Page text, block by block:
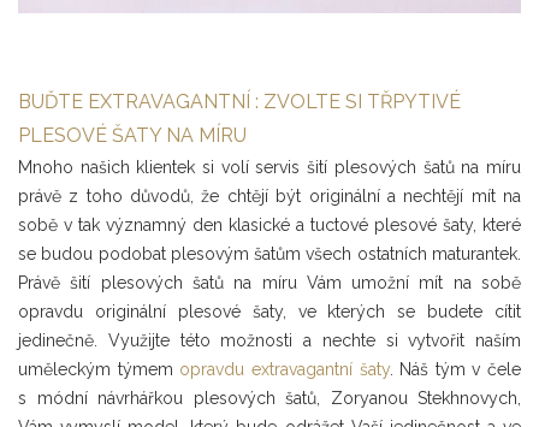
BUĎTE EXTRAVAGANTNÍ : ZVOLTE SI TŘPYTIVÉ
PLESOVÉ ŠATY NA MÍRU
Mnoho našich klientek si volí servis šití plesových šatů na míru
právě z toho důvodů, že chtějí být originální a nechtějí mít na
sobě v tak významný den klasické a tuctové plesové šaty, které
se budou podobat plesovým šatům všech ostatních maturantek.
Právě šití plesových šatů na míru Vám umožní mít na sobě
opravdu originální plesové šaty, ve kterých se budete cítit
jedinečně. Využijte této možnosti a nechte si vytvořit naším
uměleckým týmem opravdu extravagantní šaty. Náš tým v čele
s módní návrhářkou plesových šatů, Zoryanou Stekhnovych,